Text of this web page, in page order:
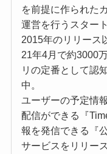
を前提に作られた
運営を行うスター
2015年のリリース
21年4月で約3000
リの定番として認
中。
ユーザーの予定情
配信ができる『
報を発信できる『
サービスをリリー